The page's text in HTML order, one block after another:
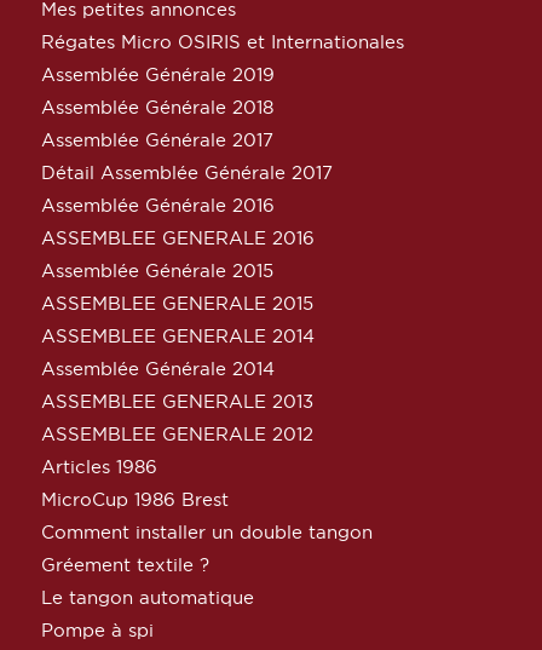
Mes petites annonces
Régates Micro OSIRIS et Internationales
Assemblée Générale 2019
Assemblée Générale 2018
Assemblée Générale 2017
Détail Assemblée Générale 2017
Assemblée Générale 2016
ASSEMBLEE GENERALE 2016
Assemblée Générale 2015
ASSEMBLEE GENERALE 2015
ASSEMBLEE GENERALE 2014
Assemblée Générale 2014
ASSEMBLEE GENERALE 2013
ASSEMBLEE GENERALE 2012
Articles 1986
MicroCup 1986 Brest
Comment installer un double tangon
Gréement textile ?
Le tangon automatique
Pompe à spi